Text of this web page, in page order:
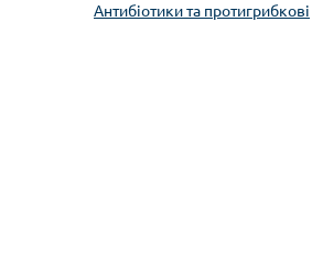
Антибіотики та протигрибкові